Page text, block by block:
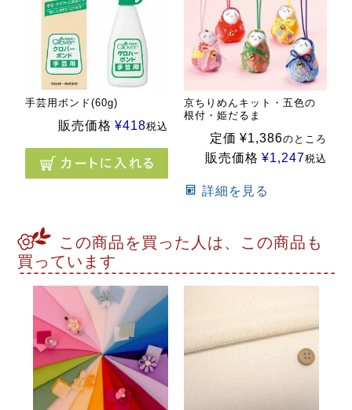
手芸用ボンド(60g)
販売価格 ¥418税込
京ちりめんキット・五色の
根付・姫だるま
定価 ¥1,386のところ
販売価格 ¥1,247税込
詳細を見る
この商品を買った人は、この商品も
買っています